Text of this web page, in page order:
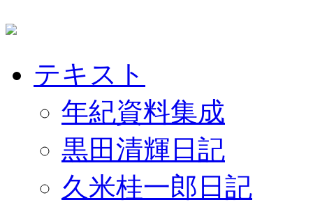
テキスト
年紀資料集成
黒田清輝日記
久米桂一郎日記